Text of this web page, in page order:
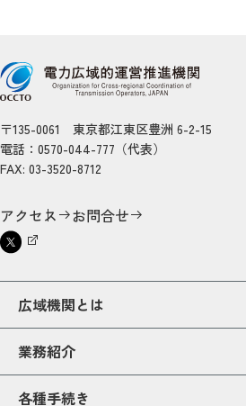
〒135-0061 東京都江東区豊洲 6-2-15
電話：0570-044-777（代表）
FAX: 03-3520-8712
アクセス お問合せ
広域機関とは
業務紹介
各種手続き